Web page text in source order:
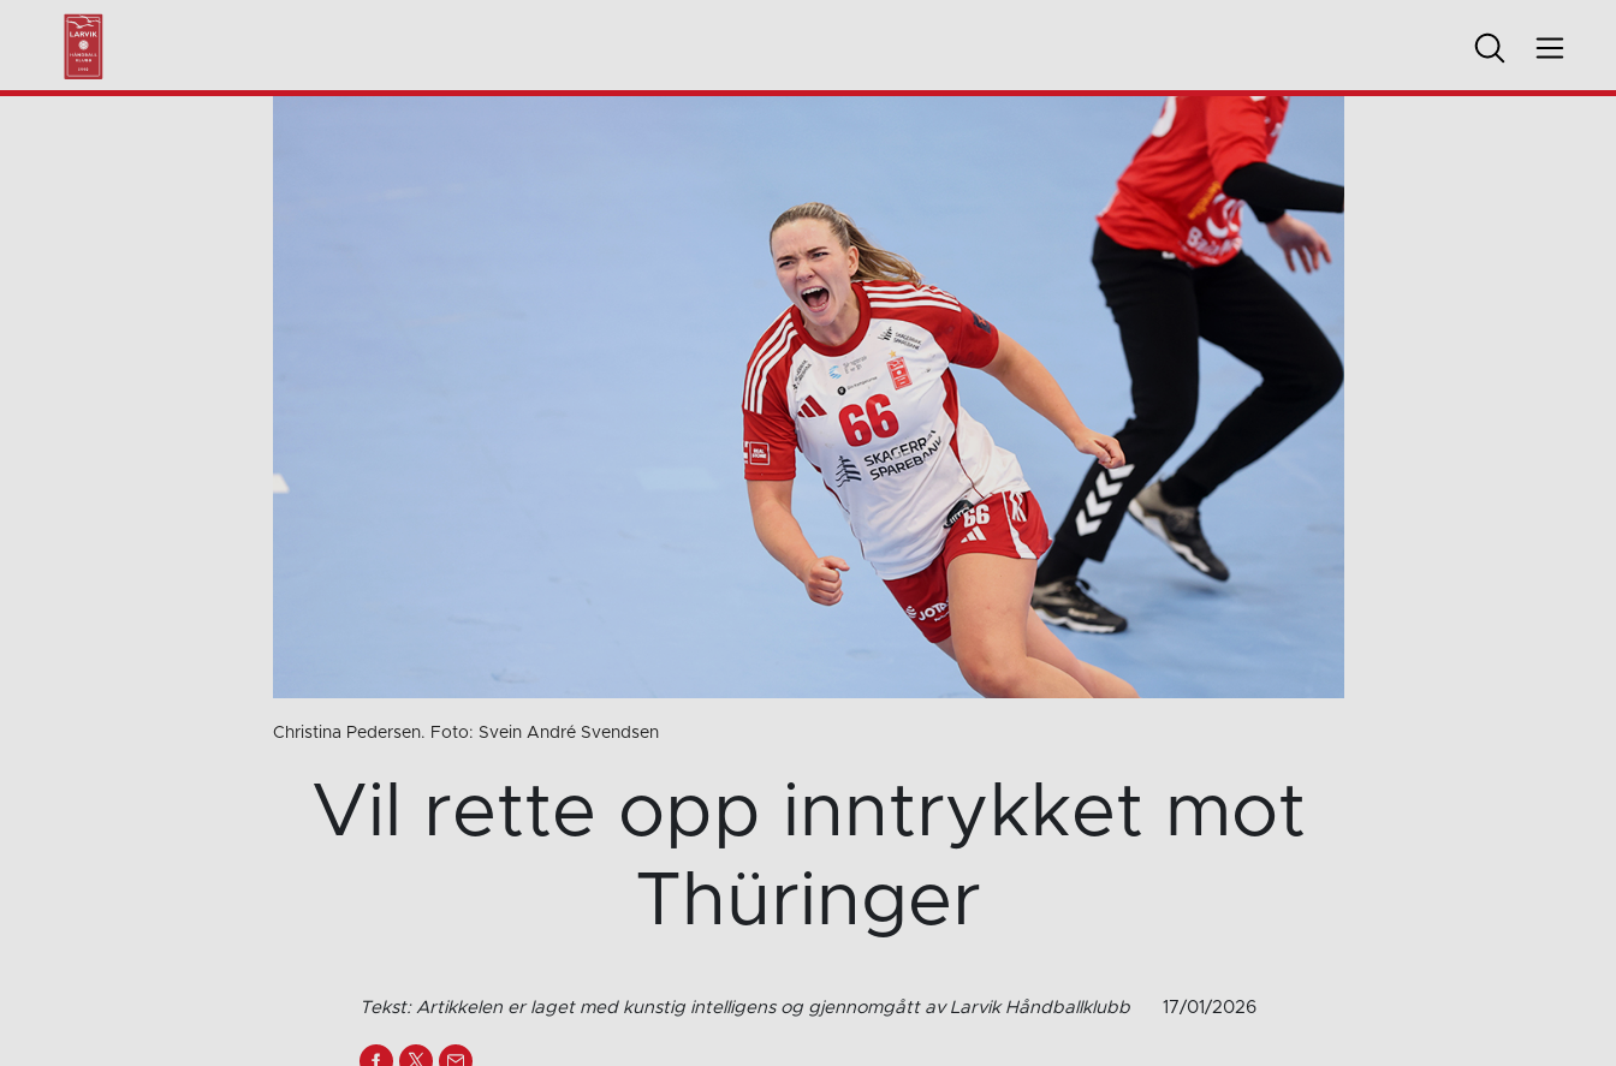
Christina Pedersen. Foto: Svein André Svendsen
Vil rette opp inntrykket mot
Thüringer
Tekst: Artikkelen er laget med kunstig intelligens og gjennomgått av Larvik Håndballklubb 17/01/2026